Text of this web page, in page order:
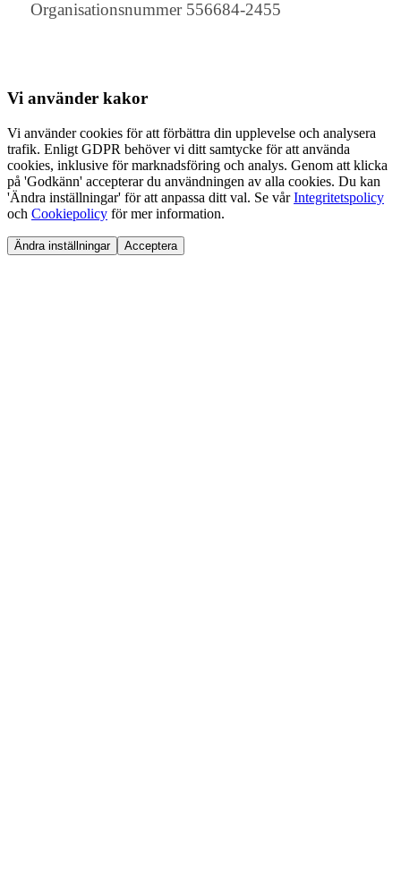
Organisationsnummer 556684-2455
Vi använder kakor
Vi använder cookies för att förbättra din upplevelse och analysera
trafik. Enligt GDPR behöver vi ditt samtycke för att använda
cookies, inklusive för marknadsföring och analys. Genom att klicka
på 'Godkänn' accepterar du användningen av alla cookies. Du kan
'Ändra inställningar' för att anpassa ditt val. Se vårIntegritetspolicy
och Cookiepolicy för mer information.
Ändra inställningar Acceptera